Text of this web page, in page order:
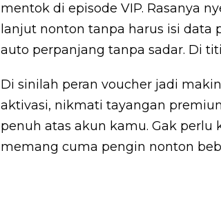
mentok di episode VIP. Rasanya
lanjut nonton tanpa harus isi data
auto perpanjang tanpa sadar. Di
Di sinilah peran voucher jadi
aktivasi, nikmati tayangan
penuh atas akun kamu. Gak
memang cuma pengin nonton